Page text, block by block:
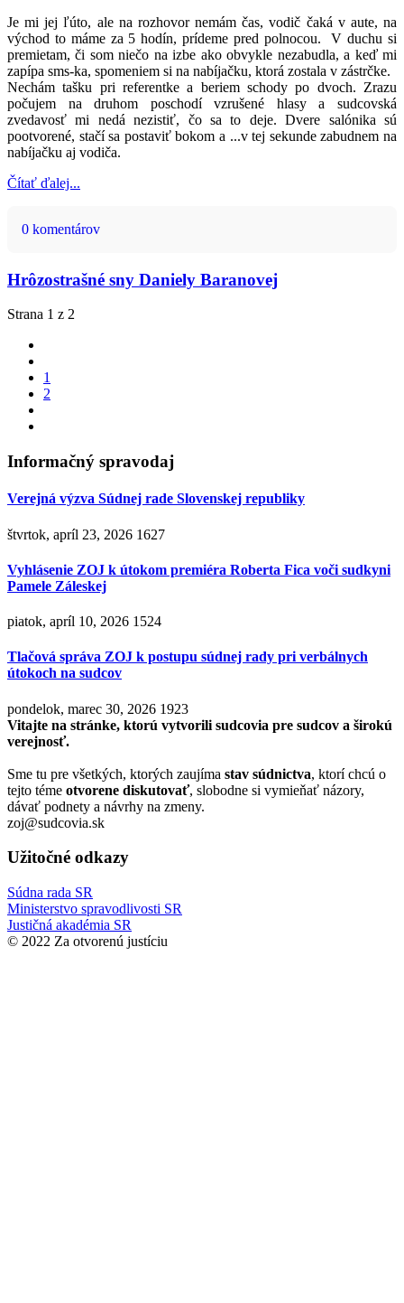
Je mi jej ľúto, ale na rozhovor nemám čas, vodič čaká v aute, na
východ to máme za 5 hodín, prídeme pred polnocou. V duchu si
premietam, či som niečo na izbe ako obvykle nezabudla, a keď mi
zapípa sms-ka, spomeniem si na nabíjačku, ktorá zostala v zástrčke.
Nechám tašku pri referentke a beriem schody po dvoch. Zrazu
počujem na druhom poschodí vzrušené hlasy a sudcovská
zvedavosť mi nedá nezistiť, čo sa to deje. Dvere salónika sú
pootvorené, stačí sa postaviť bokom a ...v tej sekunde zabudnem na
nabíjačku aj vodiča.
Čítať ďalej...
0 komentárov
Hrôzostrašné sny Daniely Baranovej
Strana 1 z 2
1
2
Informačný spravodaj
Verejná výzva Súdnej rade Slovenskej republiky
štvrtok, apríl 23, 2026 1627
Vyhlásenie ZOJ k útokom premiéra Roberta Fica voči sudkyni
Pamele Záleskej
piatok, apríl 10, 2026 1524
Tlačová správa ZOJ k postupu súdnej rady pri verbálnych
útokoch na sudcov
pondelok, marec 30, 2026 1923
Vitajte na stránke, ktorú vytvorili sudcovia pre sudcov a širokú
verejnosť.
Sme tu pre všetkých, ktorých zaujíma stav súdnictva, ktorí chcú o
tejto téme otvorene diskutovať, slobodne si vymieňať názory,
dávať podnety a návrhy na zmeny.
zoj@sudcovia.sk
Užitočné odkazy
Súdna rada SR
Ministerstvo spravodlivosti SR
Justičná akadémia SR
© 2022 Za otvorenú justíciu